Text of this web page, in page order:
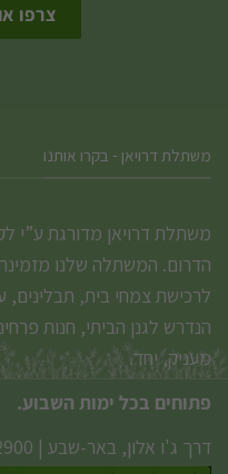
משתלת דרויאן - בקרו אותנו
משתלת דרויאן מדורגת ע”י
הדרום. המשתלה שלנו
לרכישת צמחי בית, תבלינים,
הנדרש לגנן הביתי, חנות
מעניק, יחד.
פתוחים בכל ימות השבוע.
דרך ג'ו אלון, באר-שבע |